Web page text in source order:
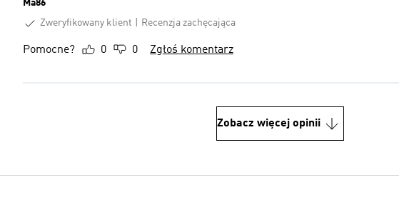
Ma86
Zweryfikowany klient
Recenzja zachęcająca
Pomocne? 0 0 Zgłoś komentarz
Zobacz więcej opinii